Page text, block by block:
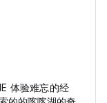
体验难忘的经